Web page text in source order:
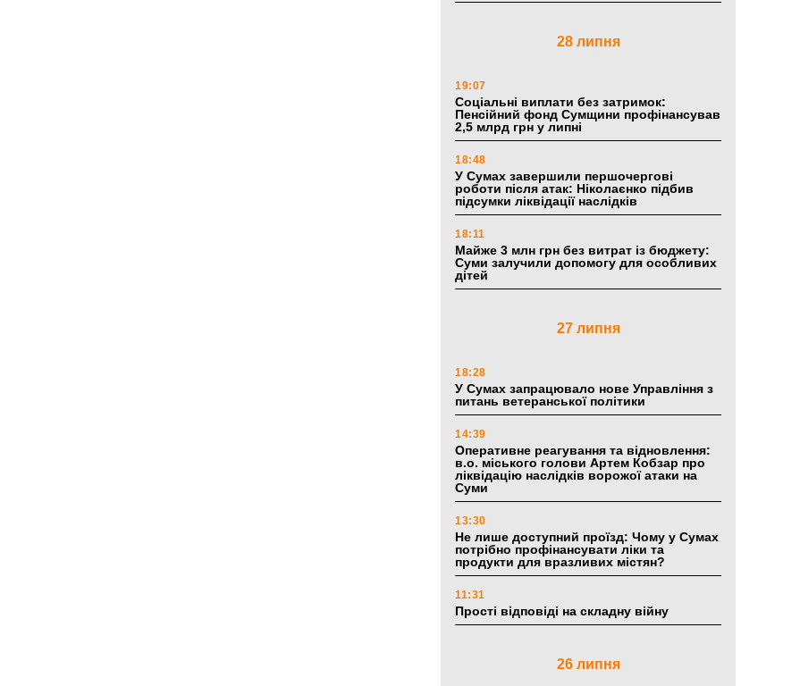
28 липня
19:07
Соціальні виплати без затримок:
Пенсійний фонд Сумщини профінансував
2,5 млрд грн у липні
18:48
У Сумах завершили першочергові
роботи після атак: Ніколаєнко підбив
підсумки ліквідації наслідків
18:11
Майже 3 млн грн без витрат із бюджету:
Суми залучили допомогу для особливих
дітей
27 липня
18:28
У Сумах запрацювало нове Управління з
питань ветеранської політики
14:39
Оперативне реагування та відновлення:
в.о. міського голови Артем Кобзар про
ліквідацію наслідків ворожої атаки на
Суми
13:30
Не лише доступний проїзд: Чому у Сумах
потрібно профінансувати ліки та
продукти для вразливих містян?
11:31
Прості відповіді на складну війну
26 липня